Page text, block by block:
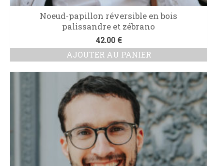
Noeud-papillon réversible en bois
palissandre et zébrano
42.00 €
AJOUTER AU PANIER